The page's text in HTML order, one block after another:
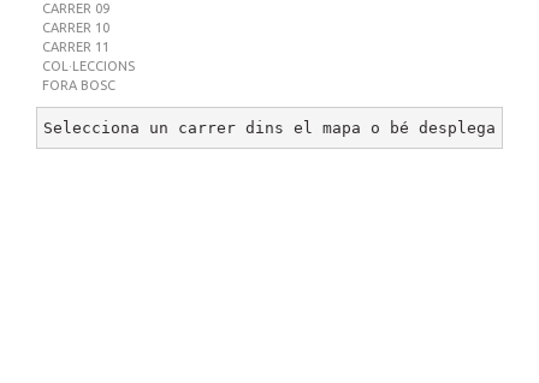
CARRER 09
CARRER 10
CARRER 11
COL·LECCIONS
FORA BOSC
Selecciona un carrer dins el mapa o bé desplega